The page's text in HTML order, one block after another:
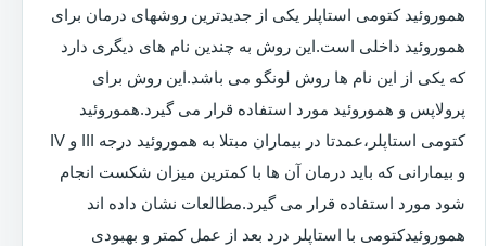
هموروئید کتومی استاپلر یکی از جدیدترین روشهای درمان برای
هموروئید داخلی است.این روش به چندین نام های دیگری دارد
که یکی از این نام ها روش لونگو می باشد.این روش برای
پرولاپس و هموروئید مورد استفاده قرار می گیرد.هموروئید
کتومی استاپلر،عمدتا در بیماران مبتلا به هموروئید درجه III و IV
و بیمارانی که باید درمان آن ها با کمترین میزان شکست انجام
شود مورد استفاده قرار می گیرد.مطالعات نشان داده اند
هموروئیدکتومی با استاپلر درد بعد از عمل کمتر و بهبودی